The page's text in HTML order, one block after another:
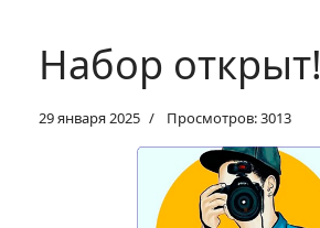
Набор открыт!
29 января 2025 Просмотров: 3013